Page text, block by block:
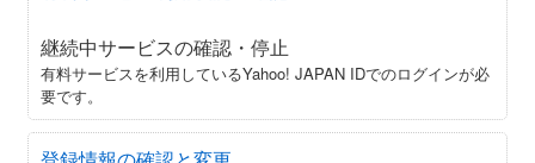
継続中サービスの確認・停止
有料サービスを利用しているYahoo! JAPAN IDでのログインが必
要です。